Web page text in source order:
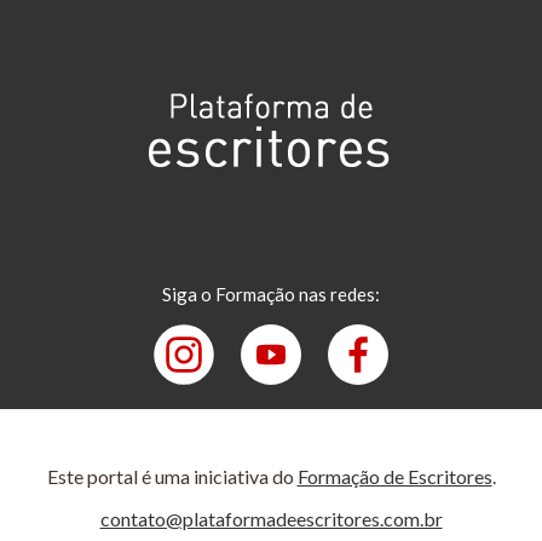
Siga o Formação nas redes:
Este portal é uma iniciativa do Formação de Escritores.
contato@plataformadeescritores.com.br